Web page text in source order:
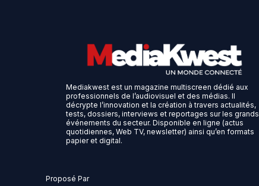
Mediakwest est un magazine multiscreen dédié aux
professionnels de l’audiovisuel et des médias. Il
décrypte l’innovation et la création à travers actualités,
tests, dossiers, interviews et reportages sur les grands
événements du secteur. Disponible en ligne (actus
quotidiennes, Web TV, newsletter) ainsi qu’en formats
papier et digital.
Proposé Par